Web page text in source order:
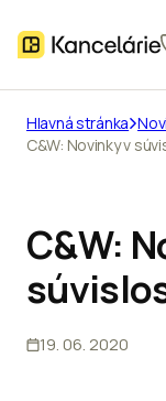
Hlavná stránka
C&W: Novinky v
C&W:
19. 06. 2020